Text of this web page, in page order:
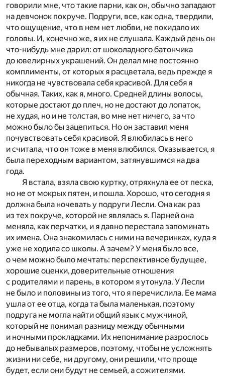
говорили мне, что такие парни, как он, обычно западают
на девчонок покруче. Подруги, все, как одна, твердили,
что ощущение, что в нем нет любви, не покидало их
головы. И, конечно же, я их не слушала. Каждый день он
что-нибудь мне дарил: от шоколадного батончика
до ювелирных украшений. Он делал мне постоянно
комплименты, от которых я расцветала, ведь прежде я
никогда не чувствовала себя красивой. Для себя я
обычная. Таких, как я, много. Средней длины волосы,
которые достают до плеч, но не достают до лопаток,
не худая, но и не толстая, во мне нет ничего, за что
можно было бы зацепиться. Но он заставил меня
почувствовать себя красивой. Я влюбилась в него
и считала, что он тоже в меня влюбился. Оказывается, я
была переходным вариантом, затянувшимся на два
года.
Я встала, взяла свою куртку, отряхнула ее от песка,
но не от мокрых пятен, и пошла. Хорошо, что сегодня я
должна была ночевать у подруги Лесли. Она как раз
из тех покруче, которой не являлась я. Парней она
меняла, как перчатки, и я давно перестала запоминать
их имена. Она знакомилась с ними на вечеринках, куда я
уже не ходила со школы. А зачем? У меня было все,
о чем можно было мечтать: перспективное будущее,
хорошие оценки, доверительные отношения
с родителями и парень, в котором я утонула. У Лесли
не было и половины из того, что я перечислила. Ее мама
ушла от ее отца, когда та была маленькая, поэтому
подруга не могла найти общий язык с мужчиной,
который не понимал разницу между обычными
и ночными прокладками. Их непонимание разрослось
до небывалых размеров, поэтому, чтобы не усложнять
жизни ни себе, ни другому, они решили, что проще
будет, если они будут не семьей, а сожителями.